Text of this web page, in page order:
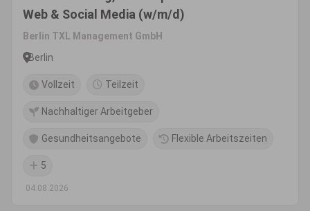
Web & Social Media (w/m/d)
Berlin TXL Management GmbH
Berlin
Vollzeit Teilzeit
Nachhaltiger Arbeitgeber
Gesundheitsangebote Flexible Arbeitszeiten
5
04.08.2026